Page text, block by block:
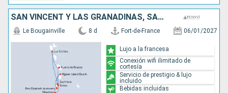
SAN VINCENT Y LAS GRANADINAS, SANTA LUCIA
Le Bougainville 8 d Fort-de-France 06/01/2027
Lujo a la francesa
Conexión wifi ilimitado de
cortesía
Servicio de prestigio & lujo
incluido
Bebidas incluidas